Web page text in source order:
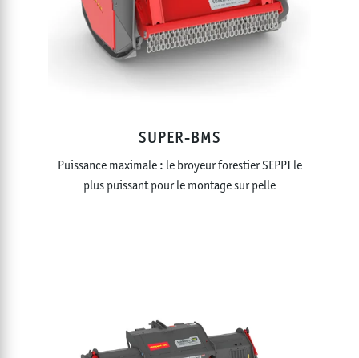
SUPER-BMS
Puissance maximale : le broyeur forestier SEPPI le
plus puissant pour le montage sur pelle